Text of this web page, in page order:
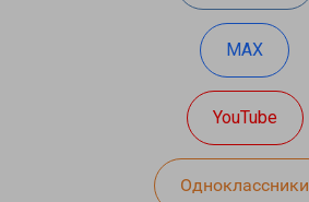
MAX
YouTube
Одноклассники